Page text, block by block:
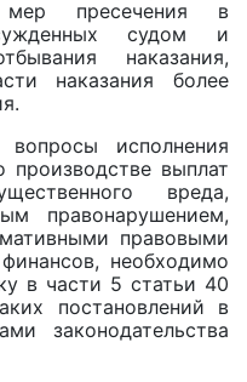
мер пресечения в
судом и
наказания,
наказания более
исполнения
производстве выплат
вреда,
правонарушением,
правовыми
необходимо
в части 5 статьи 40
постановлений в
законодательства